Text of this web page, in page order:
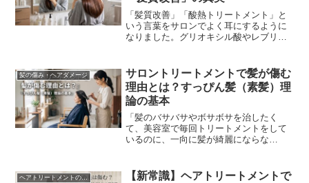
「髪質改善」「酸熱トリートメント」と
いう言葉をサロンでよく耳にするように
なりました。グリオキシル酸やレブリン
しくなるとアピールされ...
髪の傷み・ヘアダメージ
サロントリートメントで髪が傷む
理由とは？すっぴん髪（素髪）理
論の基本
「髪のバサバサやボサボサを治したく
て、美容室で毎回トリートメントをして
いるのに、一向に髪が綺麗にならな
うサロントリートメントが、逆...
ヘアトリートメントの真実
【新常識】ヘアトリートメントで